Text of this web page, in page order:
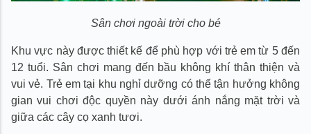
Sân chơi ngoài trời cho bé
Khu vực này được thiết kế để phù hợp với trẻ em từ 5 đến
12 tuổi. Sân chơi mang đến bầu không khí thân thiện và
vui vẻ. Trẻ em tại khu nghỉ dưỡng có thể tận hưởng không
gian vui chơi độc quyền này dưới ánh nắng mặt trời và
giữa các cây cọ xanh tươi.